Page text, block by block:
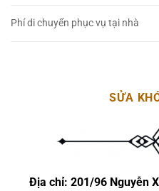
Phí di chuyển phục vụ tại nhà
SỬA
Địa chỉ: 201/96 Nguyễn